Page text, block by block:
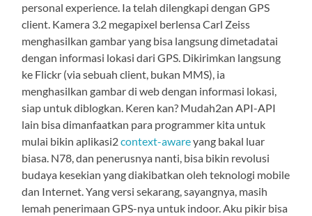
personal experience. Ia telah dilengkapi dengan GPS
client. Kamera 3.2 megapixel berlensa Carl Zeiss
menghasilkan gambar yang bisa langsung dimetadatai
dengan informasi lokasi dari GPS. Dikirimkan langsung
ke Flickr (via sebuah client, bukan MMS), ia
menghasilkan gambar di web dengan informasi lokasi,
siap untuk diblogkan. Keren kan? Mudah2an API-API
lain bisa dimanfaatkan para programmer kita untuk
mulai bikin aplikasi2context-awareyang bakal luar
biasa. N78, dan penerusnya nanti, bisa bikin revolusi
budaya kesekian yang diakibatkan oleh teknologi mobile
dan Internet. Yang versi sekarang, sayangnya, masih
lemah penerimaan GPS-nya untuk indoor. Aku pikir bisa